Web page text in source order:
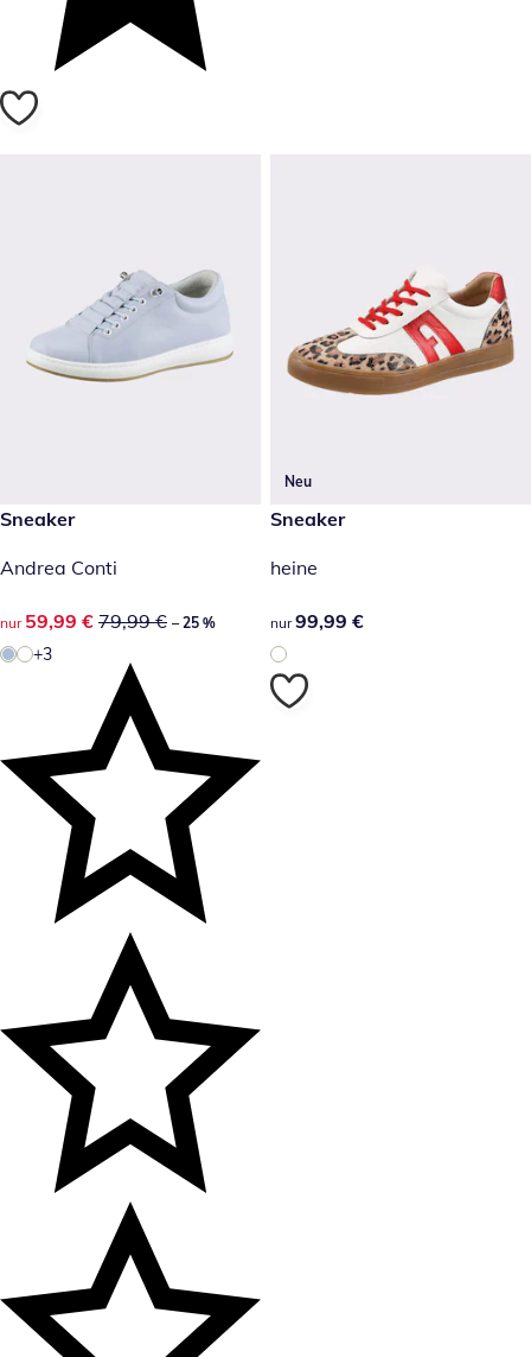
reduzierter Preis 59,99 €, vorheriger Preis: 79,99 €
-25 %
Sneaker
Andrea Conti
reduzierter Preis 59,99 €, vorheriger Preis: 79,99 €
nur 59,99 € 79,99 € – 25 %
+3
Neu
99,99 €
Sneaker
heine
99,99 €
nur 99,99 €